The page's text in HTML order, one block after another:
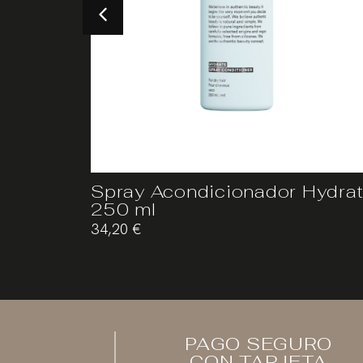
Spray Acondicionador
250 ml
34,20€
PAGO SEGURO